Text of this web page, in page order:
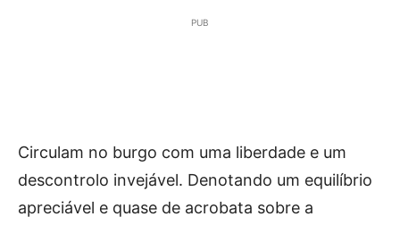
PUB
Circulam no burgo com uma liberdade e um
descontrolo invejável. Denotando um equilíbrio
apreciável e quase de acrobata sobre a